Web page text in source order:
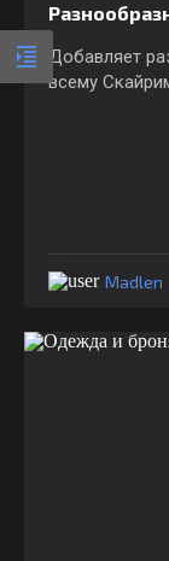
Добавляет
всему
Madlen